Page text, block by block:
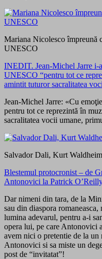
Mariana Nicolesco împreună
UNESCO
INEDIT. Jean-Michel Jarre i-
UNESCO “pentru tot ce
amintit tuturor sacralitatea
Jean-Michel Jarre: «Cu
pentru tot ce reprezintă în
sacralitatea vocii umane,
Salvador Dali, Kurt
Blestemul protocronist – de
Antonovici la Patrick
Dar nimeni din tara, de la
sau din diaspora
lumina adevarul, pentru a-i
opera lui, pe care Antonovici
avem nici o pretentie de la
Antonovici si sa miste un
post de “invitatat”!